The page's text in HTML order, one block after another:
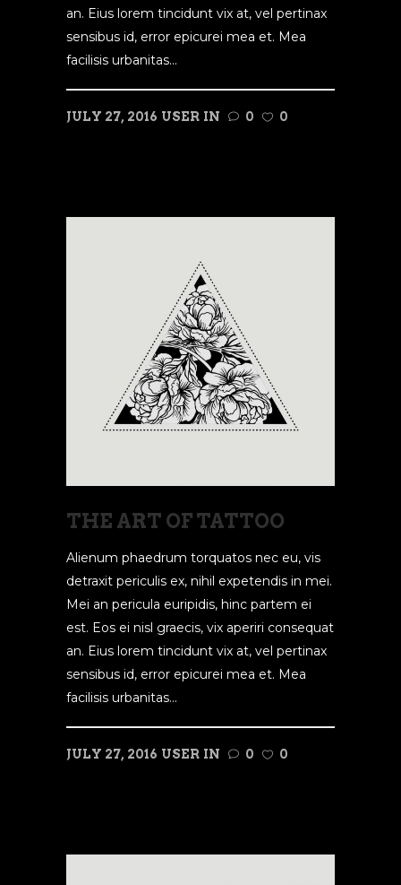
an. Eius lorem tincidunt vix at, vel pertinax
sensibus id, error epicurei mea et. Mea
facilisis urbanitas...
JULY 27, 2016 USER IN 0
0
THE ART OF TATTOO
Alienum phaedrum torquatos nec eu, vis
detraxit periculis ex, nihil expetendis in mei.
Mei an pericula euripidis, hinc partem ei
est. Eos ei nisl graecis, vix aperiri consequat
an. Eius lorem tincidunt vix at, vel pertinax
sensibus id, error epicurei mea et. Mea
facilisis urbanitas...
JULY 27, 2016 USER IN 0
0